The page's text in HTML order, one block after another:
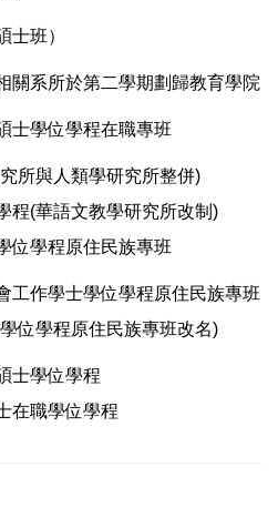
士班）
關系所於第二學期劃歸教育學院
士學位學程在職專班
所與人類學研究所整併)
程(華語文教學研究所改制)
位學程原住民族專班
工作學士學位學程原住民族專班
位學程原住民族專班改名)
士學位學程
在職學位學程